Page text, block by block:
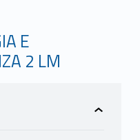
E
2 LM